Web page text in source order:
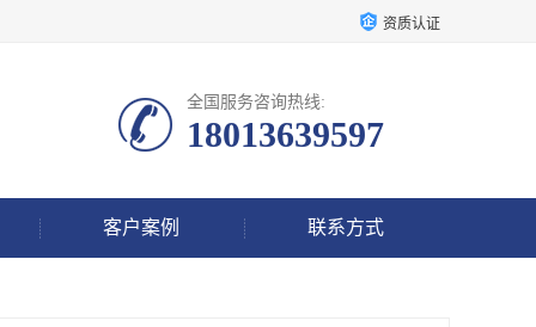
资质认证
全国服务咨询热线:
18013639597
客户案例 联系方式